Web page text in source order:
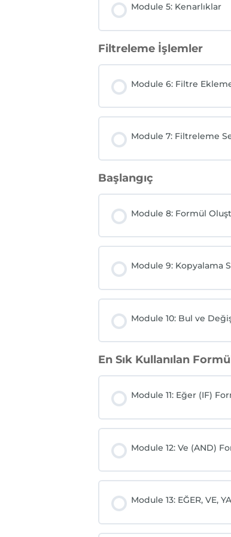
Module 5: Kenarlıklar
Filtreleme İşlemler
Module 6: Filtre
Module 7: Filtreleme
Başlangıç
Module 8: Formül
Module 9: Kopyalama
Module 10: Bul ve
En Sık Kullanılan
Module 11: Eğer (IF)
Module 12: Ve (AND)
Module 13: EĞER, VE,